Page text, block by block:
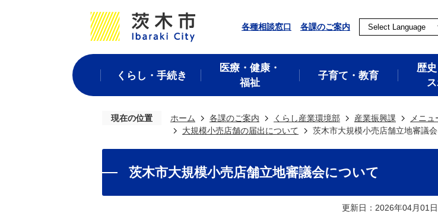
各種相談窓口 各課のご案内
くらし・手続き
医療・健康・
福祉
子育て・教育
歴史
現在の位置 ホーム 各課のご案内 くらし産業環境部 産業振興課 メニュ
大規模小売店舗の届出について
茨木市大規模小売店舗立地審議
茨木市大規模小売店舗立地審議会について
更新日：2026年04月01日